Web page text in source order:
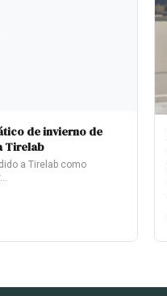
de invierno de
Tirelab
a Tirelab como